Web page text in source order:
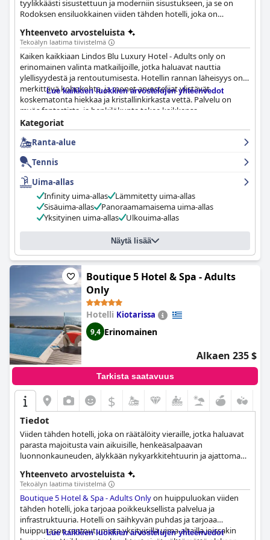
tyylikkäästi sisustettuun ja moderniin sisustukseen, ja se on
Rodoksen ensiluokkainen viiden tähden hotelli, joka on
rauhallisimman ja rentouttavimman majoituskokemuksen sekä
vertaansa vailla olevan rantasijainnin, virkistävän kylpylän,
erinomaiset ruokailuvaihtoehdot ja korkealuokkaisen palvelun
kaikille vierailleen. Tämä hotelli on ihanteellinen vieraille, jotka
etsivät ylellisyyttä, rentoutumista ja lämpimintä kreikkalaista
vieraanvaraisuutta yhdessä, ja se tekee vierailustanne
unohtumattoman.
Yhteenveto arvosteluista
Tekoälyn laatima tiivistelmä
Kaiken kaikkiaan Lindos Blu Luxury Hotel - Adults only on
erinomainen valinta matkailijoille, jotka haluavat nauttia
ylellisyydestä ja rentoutumisesta. Hotellin rannan läheisyys on
merkittävä kohokohta, ja monet arvostelijat ylistävät
koskematonta hiekkaa ja kristallinkirkasta vettä. Palvelu on
myös fantastista, ja henkilökunta tekee kaikkensa
varmistaakseen, että vierailla on mukava olo. Vaikka saattaa olla
joitain pieniä haittoja, kuten hissien käyttö tai vaihtoehtoisten
lähirantojen löytäminen, kokemus kokonaisuudessaan tekee
siitä sen arvoisen. Erittäin suositeltava niille, jotka etsivät ylellistä
ja nautinnollista lomaa Kreikassa.
Lue kaikkien luokkien arvostelujen yhteenvedot
Kategoriat
Ranta-alue
Tennis
Uima-allas
Infinity uima-allas
Lämmitetty uima-allas
Sisäuima-allas
Panoraamamaisema uima-allas
Yksityinen uima-allas
Ulkouima-allas
Näytä lisää
Boutique 5 Hotel & Spa - Adults
Only
Hotelli Kiotarissa
9,4 Erinomainen
Alkaen 235 $
Tarkista saatavuus
$
Tiedot
Viiden tähden hotelli, joka on räätälöity vieraille, jotka haluavat
parasta majoitusta vain aikuisille, henkeäsalpaavan
luonnonkauneuden, älykkään nykyarkkitehtuurin ja ajattoman
Yhteenveto arvosteluista
Tekoälyn laatima tiivistelmä
Boutique 5 Hotel & Spa - Adults Onlyon huippuluokan viiden
tähden hotelli, joka tarjoaa poikkeuksellista palvelua ja
infrastruktuuria. Hotelli on säihkyvän puhdas ja tarjoaa
huipputason rentoutumista yksityisillä uima-altailla joissakin
Lue kaikkien luokkien arvostelujen yhteenvedot